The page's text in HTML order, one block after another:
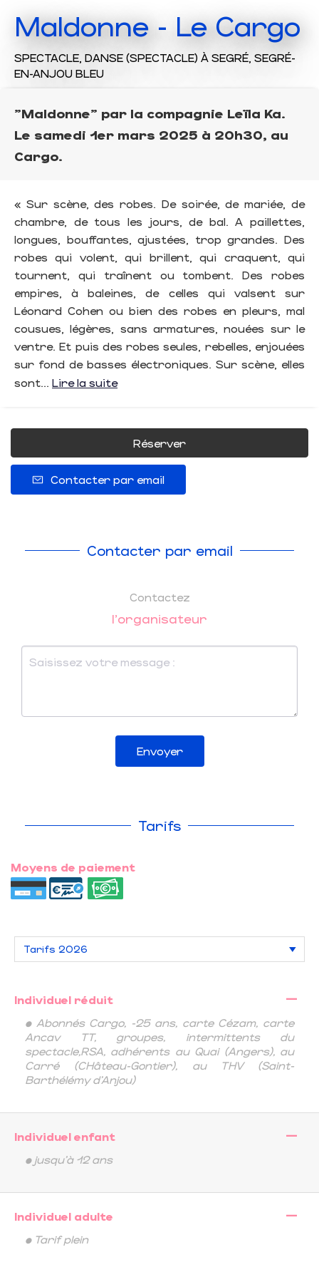
Maldonne - Le Cargo
SPECTACLE, DANSE (SPECTACLE) À SEGRÉ, SEGRÉ-
EN-ANJOU BLEU
"Maldonne" par la compagnie Leïla Ka.
Le samedi 1er mars 2025 à 20h30, au
Cargo.
« Sur scène, des robes. De soirée, de mariée, de
chambre, de tous les jours, de bal. A paillettes,
longues, bouffantes, ajustées, trop grandes. Des
robes qui volent, qui brillent, qui craquent, qui
tournent, qui traînent ou tombent. Des robes
empires, à baleines, de celles qui valsent sur
Léonard Cohen ou bien des robes en pleurs, mal
cousues, légères, sans armatures, nouées sur le
ventre. Et puis des robes seules, rebelles, enjouées
sur fond de basses électroniques. Sur scène, elles
sont... Lire la suite
Réserver
Contacter par email
Contacter par email
Contactez
l'organisateur
Envoyer
Tarifs
Moyens de paiement
Individuel réduit
—
• Abonnés Cargo, -25 ans, carte Cézam, carte
Ancav TT, groupes, intermittents du
spectacle,RSA, adhérents au Quai (Angers), au
Carré (CHâteau-Gontier), au THV (Saint-
Barthélémy d'Anjou)
Individuel enfant
—
• jusqu'à 12 ans
Individuel adulte
—
• Tarif plein